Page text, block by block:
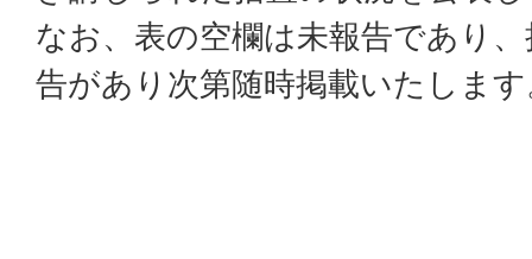
なお、表の空欄は未報告であり
告があり次第随時掲載いたしま